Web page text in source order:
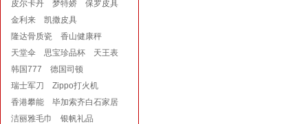
皮尔卡丹 梦特娇
保罗皮具
金利来
凯撒皮具
隆达骨质瓷
香山健康秤
天堂伞
思宝珍品杯
天王表
韩国777
德国司顿
瑞士军刀
Zippo打火机
香港攀能
毕加索齐白石家居
洁丽雅毛巾
银帆礼品